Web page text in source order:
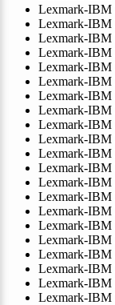
Lexmark-IBM
Lexmark-IBM
Lexmark-IBM
Lexmark-IBM
Lexmark-IBM
Lexmark-IBM
Lexmark-IBM
Lexmark-IBM
Lexmark-IBM
Lexmark-IBM
Lexmark-IBM
Lexmark-IBM
Lexmark-IBM
Lexmark-IBM
Lexmark-IBM
Lexmark-IBM
Lexmark-IBM
Lexmark-IBM
Lexmark-IBM
Lexmark-IBM
Lexmark-IBM